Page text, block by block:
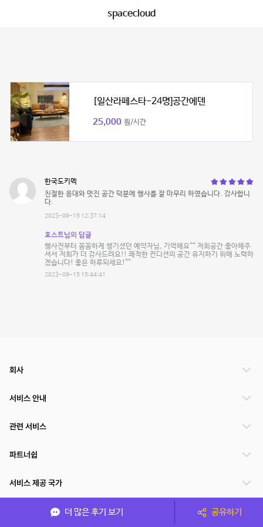
spacecloud
[일산라페스타-24명]공간에덴
25,000 원/시간
한국도키멕
친절한 응대와 멋진 공간 덕분에 행사를 잘 마무리 하였습니다. 감사합니
다.
2023-09-15 12:37:14
호스트님의 답글
행사전부터 꼼꼼하게 챙기셨던 예약자님, 기억해요^^ 저희공간 좋아해주
셔서 저희가 더 감사드려요!! 쾌적한 컨디션의 공간 유지하기 위해 노력하
겠습니다! 좋은 하루되세요!^^
2023-09-15 15:44:41
더 많은 후기 보기 공유하기
회사
서비스 안내
관련 서비스
파트너쉽
서비스 제공 국가